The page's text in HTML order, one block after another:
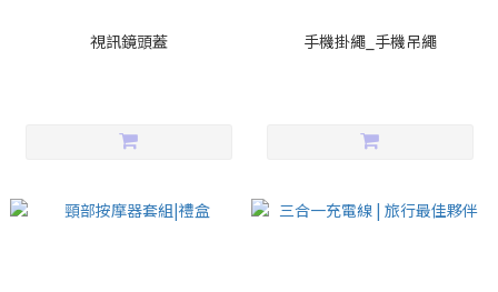
視訊鏡頭蓋 手機掛繩_手機吊繩